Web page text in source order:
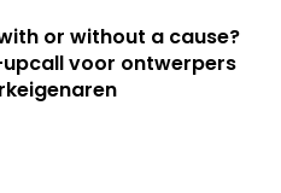
or without a cause?
voor ontwerpers